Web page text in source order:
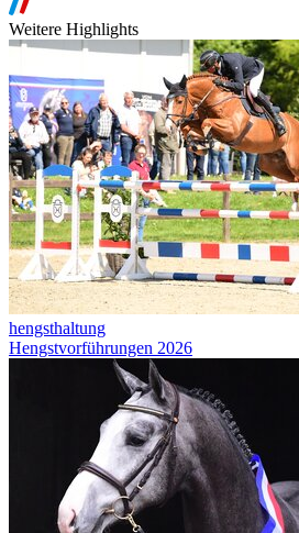
Weitere Highlights
hengsthaltung
Hengstvorführungen 2026